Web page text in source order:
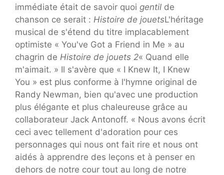
immédiate était de savoir quoi gentil de
chanson ce serait : Histoire de jouetsL'héritage
musical de s'étend du titre implacablement
optimiste « You've Got a Friend in Me » au
chagrin de Histoire de jouets 2« Quand elle
m'aimait. » Il s'avère que « I Knew It, I Knew
You » est plus conforme à l'hymne original de
Randy Newman, bien qu'avec une production
plus élégante et plus chaleureuse grâce au
collaborateur Jack Antonoff. « Nous avons écrit
ceci avec tellement d'adoration pour ces
personnages qui nous ont fait rire et nous ont
aidés à apprendre des leçons et à penser en
dehors de notre cour tout au long de notre